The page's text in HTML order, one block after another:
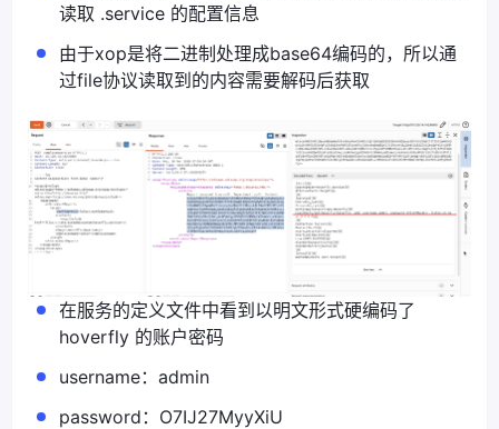
读取 .service 的配置信息
由于xop是将二进制处理成base64编码的，所以通
过file协议读取到的内容需要解码后获取
在服务的定义文件中看到以明文形式硬编码了
hoverfly 的账户密码
username：admin
password：O7IJ27MyyXiU